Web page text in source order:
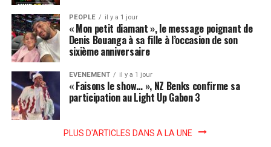
PEOPLE il y a 1 jour
« Mon petit diamant », le message poignant de
Denis Bouanga à sa fille à l’occasion de son
sixième anniversaire
EVENEMENT il y a 1 jour
« Faisons le show… », NZ Benks confirme sa
participation au Light Up Gabon 3
PLUS D'ARTICLES DANS A LA UNE